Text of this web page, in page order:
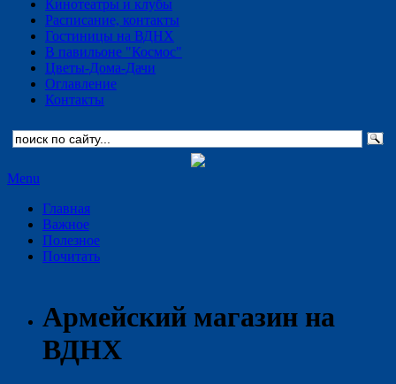
Кинотеатры и клубы
Расписание, контакты
Гостиницы на ВДНХ
В павильоне "Космос"
Цветы-Дома-Дачи
Оглавление
Контакты
Menu
Главная
Важное
Полезное
Почитать
Армейский магазин на
ВДНХ